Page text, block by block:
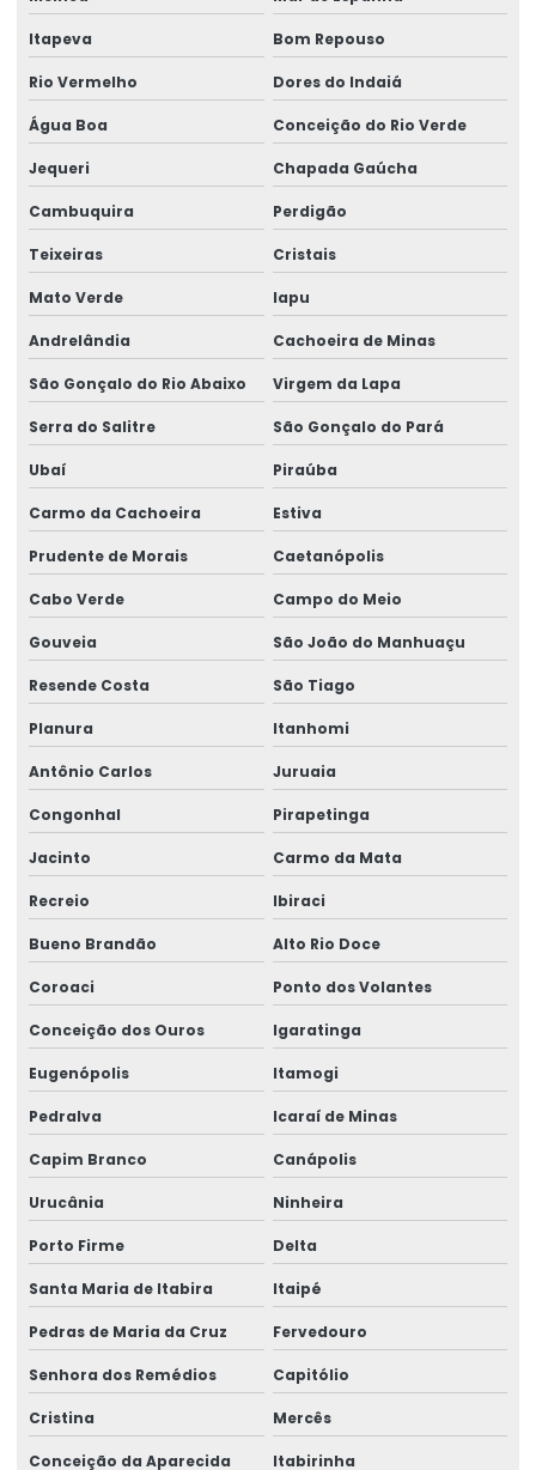
Itapeva Bom Repouso
Rio Vermelho Dores do Indaiá
Água Boa Conceição do Rio Verde
Jequeri Chapada Gaúcha
Cambuquira Perdigão
Teixeiras Cristais
Mato Verde Iapu
Andrelândia Cachoeira de Minas
São Gonçalo do Rio Abaixo Virgem da Lapa
Serra do Salitre São Gonçalo do Pará
Ubaí Piraúba
Carmo da Cachoeira Estiva
Prudente de Morais Caetanópolis
Cabo Verde Campo do Meio
Gouveia São João do Manhuaçu
Resende Costa São Tiago
Planura Itanhomi
Antônio Carlos Juruaia
Congonhal Pirapetinga
Jacinto Carmo da Mata
Recreio Ibiraci
Bueno Brandão Alto Rio Doce
Coroaci Ponto dos Volantes
Conceição dos Ouros Igaratinga
Eugenópolis Itamogi
Pedralva Icaraí de Minas
Capim Branco Canápolis
Urucânia Ninheira
Porto Firme Delta
Santa Maria de Itabira Itaipé
Pedras de Maria da Cruz Fervedouro
Senhora dos Remédios Capitólio
Cristina Mercês
Conceição da Aparecida Itabirinha